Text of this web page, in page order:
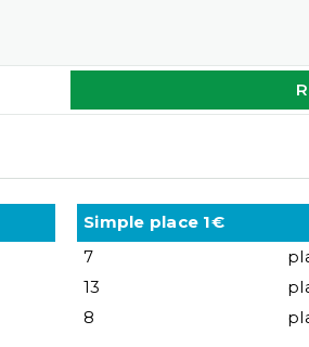
Simple place 1€
7
13
8